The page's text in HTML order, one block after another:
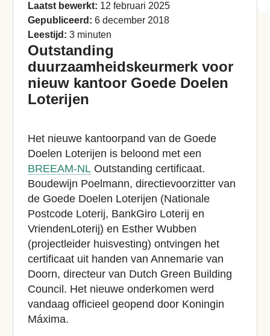
Laatst bewerkt: 12 februari 2025
Gepubliceerd:6 december 2018
Leestijd:3 minuten
Outstanding
duurzaamheidskeurmerk voor
nieuw kantoor Goede Doelen
Loterijen
Het nieuwe kantoorpand van de Goede
Doelen Loterijen is beloond met een
BREEAM-NL Outstanding certificaat.
Boudewijn Poelmann, directievoorzitter van
de Goede Doelen Loterijen (Nationale
Postcode Loterij, BankGiro Loterij en
VriendenLoterij) en Esther Wubben
(projectleider huisvesting) ontvingen het
certificaat uit handen van Annemarie van
Doorn, directeur van Dutch Green Building
Council. Het nieuwe onderkomen werd
vandaag officieel geopend door Koningin
Máxima.